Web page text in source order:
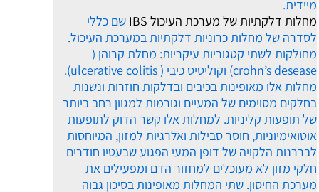
מיידית.
מחלות דלקתיות של מערכת העיכול IBS
שם כללי
לסדרה של מחלות כרוניות דלקתיות במערכת העיכול.
מחולקות לשתי קטגוריות עיקריות: מחלת קרוהן (
crohn’s desease) וקוליטיס כיבי ( ulcerative colitis).
מחלות אלו מאופינות בכיבים ובדלקות חוזרות ונשנות
בחלקים מסוימים של המעיים וגורמות למגוון רחב ביותר
של תופעות קליניות. למחלות אלו קשר הדוק לתופעות
אוטואימיוניות, חוסר סבילות ואלרגיות למזון, המיוחסות
לבררנות הלקויה של דופן המעי הפגוע שבעטיו חודרים
חלקי מזון לא מעוכלים למחזור הדם ומפעילים את
מערכת החיסון. שתי המחלות מאופינות בסיכון גבוה